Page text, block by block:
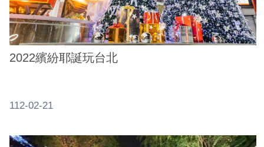
常
見
問
答
詞
2022繽紛耶誕玩台北
112-02-21